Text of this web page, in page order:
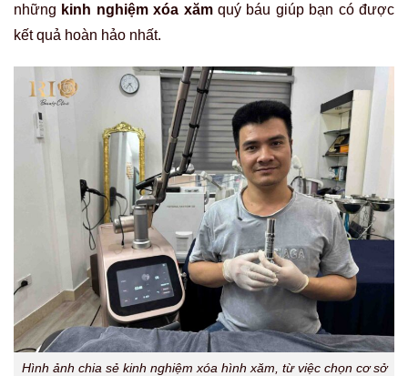
những kinh nghiệm xóa xămquý báu giúp bạn có được
kết quả hoàn hảo nhất.
Hình ảnh chia sẻ kinh nghiệm xóa hình xăm, từ việc chọn cơ sở